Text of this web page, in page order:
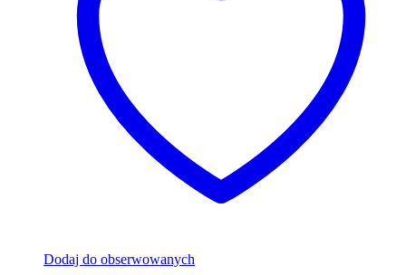
Dodaj do obserwowanych